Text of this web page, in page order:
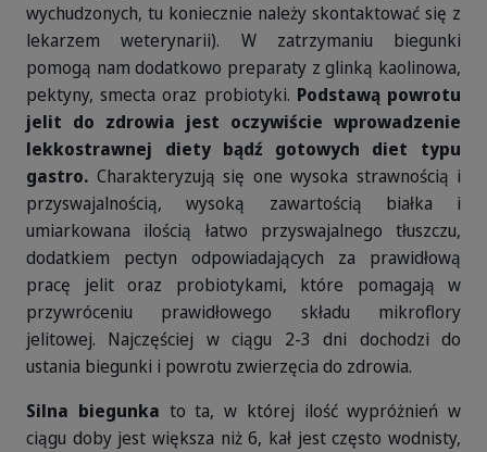
wychudzonych, tu koniecznie należy skontaktować się z
lekarzem weterynarii). W zatrzymaniu biegunki
pomogą nam dodatkowo preparaty z glinką kaolinowa,
pektyny, smecta oraz probiotyki. Podstawą powrotu
jelit do zdrowia jest oczywiście wprowadzenie
lekkostrawnej diety bądź gotowych diet typu
gastro. Charakteryzują się one wysoka strawnością i
przyswajalnością, wysoką zawartością białka i
umiarkowana ilością łatwo przyswajalnego tłuszczu,
dodatkiem pectyn odpowiadających za prawidłową
pracę jelit oraz probiotykami, które pomagają w
przywróceniu prawidłowego składu mikroflory
jelitowej. Najczęściej w ciągu 2-3 dni dochodzi do
ustania biegunki i powrotu zwierzęcia do zdrowia.
Silna biegunka to ta, w której ilość wypróżnień w
ciągu doby jest większa niż 6, kał jest często wodnisty,